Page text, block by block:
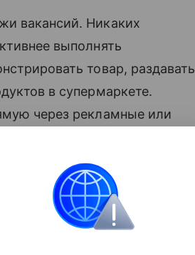
вакансий. Никаких
выполнять
товар, раздавать
в супермаркете.
через рекламные или
обладать
сотрудникам носить
косметики в качестве
для себя косметику со